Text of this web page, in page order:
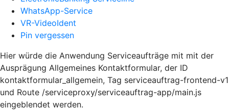
WhatsApp-Service
VR-VideoIdent
Pin vergessen
Hier würde die Anwendung Serviceaufträge mit mit der
Ausprägung Allgemeines Kontaktformular, der ID
kontaktformular_allgemein, Tag serviceauftrag-frontend-v1
und Route /serviceproxy/serviceauftrag-app/main.js
eingeblendet werden.